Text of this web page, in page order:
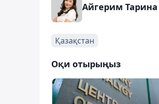
Айгерим Тарина
Қазақстан
Оқи отырыңыз